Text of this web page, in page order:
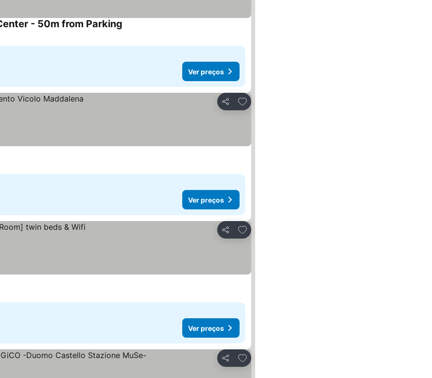
- 50m from Parking
Ver preços
Partilhar
Adicionar aos favoritos
Ver preços
Partilhar
Adicionar aos favoritos
Ver preços
Partilhar
Adicionar aos favoritos